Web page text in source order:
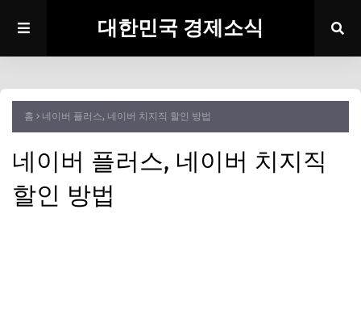
대한민국 경제소식
홈 네이버 플러스, 네이버 치지직 할인 방법
네이버 플러스, 네이버 치지직
할인 방법